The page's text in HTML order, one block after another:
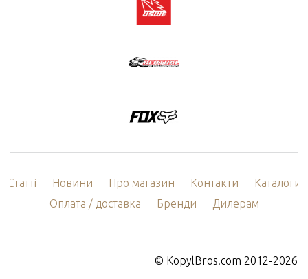
Статті Новини Про магазин Контакти
Каталоги
Оплата / доставка
Бренди Дилерам
© KopylBros.com 2012-2026